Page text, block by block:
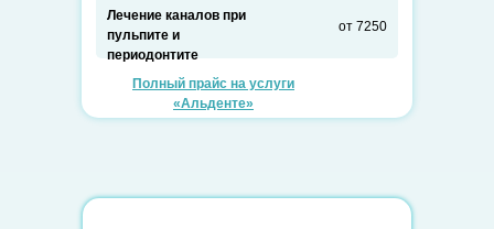
Полный прайс на услуги
«Альденте»
от 7250
Лечение каналов при
пульпите и
периодонтите